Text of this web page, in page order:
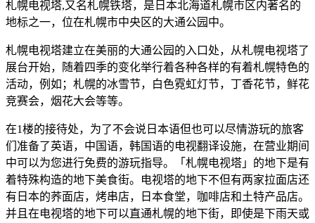
札幌电视塔,又名札幌铁塔，是日本北海道札幌市区内著名的
地标之一，位在札幌市中央区的大通公园中。
札幌电视塔建立在美丽的大通公园的入口处，从札幌电视塔了
展台开始，随着四季的变化举行着各种各样的有着札幌特色的
活动，例如；札幌的冰雪节，白色霓虹灯节，丁香花节，鲜花
竞赛会，烟花大会等等。
在1楼的接待处，为了不会说日本语但也可以尽情游玩的旅客
们准备了英语，中国语，韩国语的电视翻译设施，在营业期间
中可以为您进行免费的游玩指导。「札幌电视塔」的地下是有
着特殊构造的地下美食街。电视塔的地下不但有两家拉面店还
有日本的荞面店，烤串店，日本食堂，咖啡店和土特产品店。
并且在电视塔的地下可以直通札幌的地下街，即使是下雨天或